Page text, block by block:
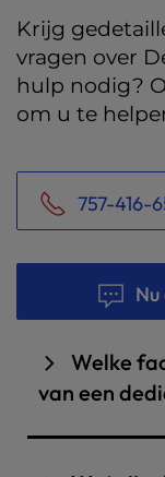
Krijg
vragen over
hulp nodig?
om u te
757-416-
Welke
van een
De prijs van